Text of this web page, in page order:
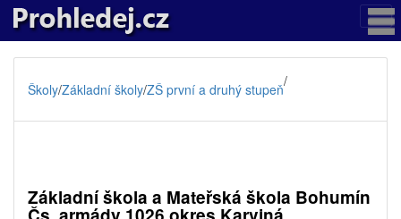
Školy/Základní školy/ZŠ první a druhý stupeň/
Základní škola a Mateřská škola Bohumín